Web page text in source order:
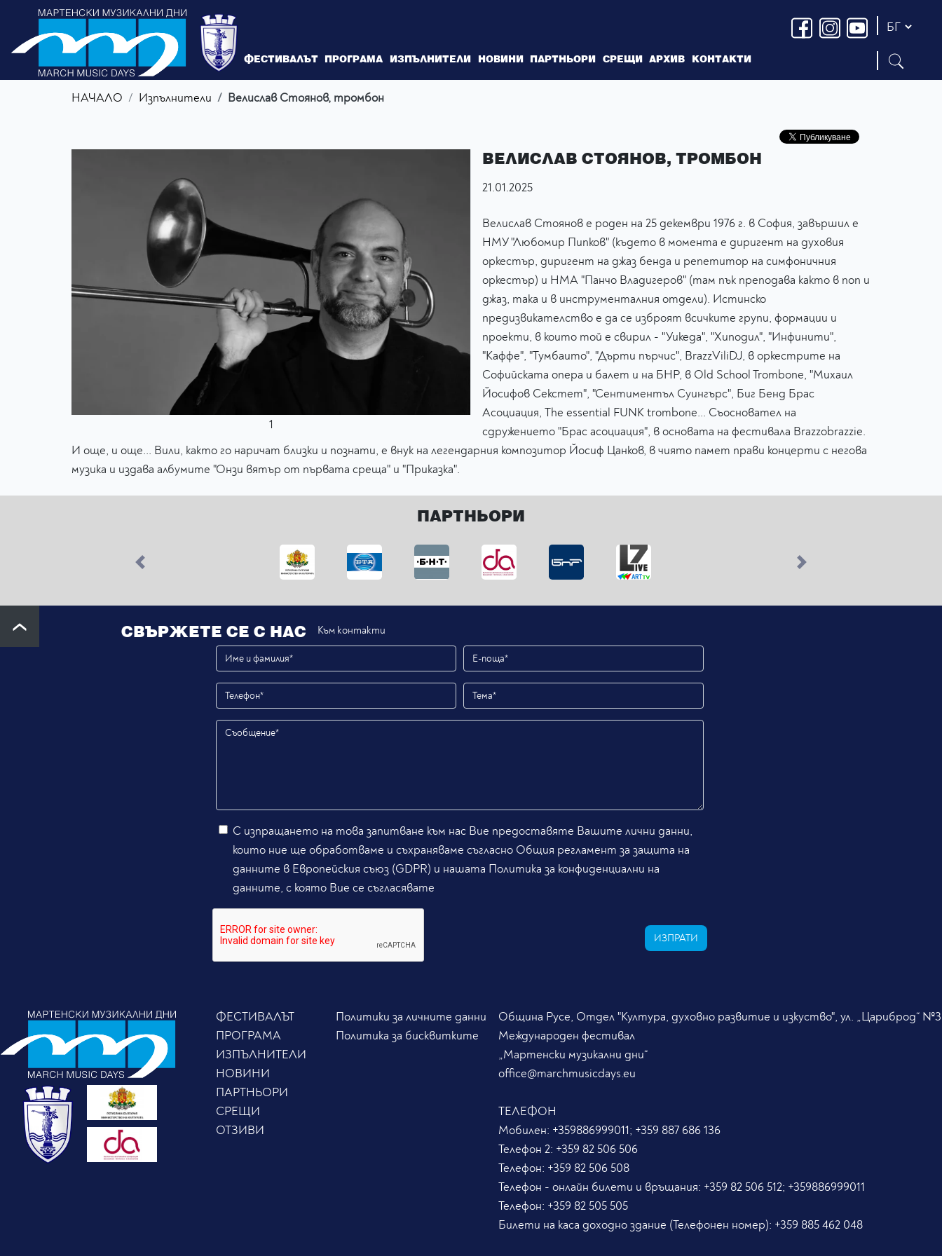
ФЕСТИВАЛЪТ ПРОГРАМА ИЗПЪЛНИТЕЛИ НОВИНИ ПАРТНЬОРИ СРЕЩИ АРХИВ КОНТАКТИ
НАЧАЛО Изпълнители Велислав Стоянов, тромбон
1
ВЕЛИСЛАВ СТОЯНОВ, ТРОМБОН
21.01.2025
Велислав Стоянов е роден на 25 декември 1976 г. в София, завършил е
НМУ "Любомир Пипков" (където в момента е диригент на духовия
оркестър, диригент на джаз бенда и репетитор на симфоничния
оркестър) и НМА "Панчо Владигеров" (там пък преподава както в поп и
джаз, така и в инструменталния отдели). Истинско
предизвикателство е да се изброят всичките групи, формации и
проекти, в които той е свирил - "Уикеда", "Хиподил", "Инфинити",
"Каффе", "Тумбаито", "Дърти пърчис", BrazzViliDJ, в оркестрите на
Софийската опера и балет и на БНР, в Old School Trombone, "Михаил
Йосифов Секстет", "Сентиментъл Суингърс", Биг Бенд Брас
Асоциация, The essential FUNK trombone... Съосновател на
сдружението "Брас асоциация", в основата на фестивала Brazzobrazzie.
И още, и още... Вили, както го наричат близки и познати, е внук на легендарния композитор Йосиф Цанков, в чиято памет прави концерти с негова
музика и издава албумите "Онзи вятър от първата среща" и "Приказка".
ПАРТНЬОРИ
Previous Next
СВЪРЖЕТЕ СЕ С НАС Към контакти
С изпращането на това запитване към нас Вие предоставяте Вашите лични данни,
които ние ще обработваме и съхраняваме съгласно Общия регламент за защита на
данните в Европейския съюз (GDPR) и нашата Политика за конфиденциални на
данните, с която Вие се съгласявате
ИЗПРАТИ
ФЕСТИВАЛЪТ
ПРОГРАМА
ИЗПЪЛНИТЕЛИ
НОВИНИ
ПАРТНЬОРИ
СРЕЩИ
ОТЗИВИ
Политики за личните данни
Политика за бисквитките
Община Русе, Отдел "Култура, духовно развитие и изкуство", ул. „Цариброд“ №3
Международен фестивал
„Мартенски музикални дни“
office@marchmusicdays.eu
ТЕЛЕФОН
Мобилен: +359886999011; +359 887 686 136
Телефон 2: +359 82 506 506
Телефон: +359 82 506 508
Телефон - онлайн билети и връщания: +359 82 506 512; +359886999011
Телефон: +359 82 505 505
Билети на каса доходно здание (Телефонен номер): +359 885 462 048